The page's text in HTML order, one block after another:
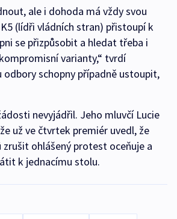
ale i dohoda má vždy svou
(lídři vládních stran) přistoupí k
se přizpůsobit a hledat třeba i
varianty,“ tvrdí
odbory schopny případně ustoupit,
nevyjádřil. Jeho mluvčí Lucie
už ve čtvrtek premiér uvedl, že
ohlášený protest oceňuje a
k jednacímu stolu.